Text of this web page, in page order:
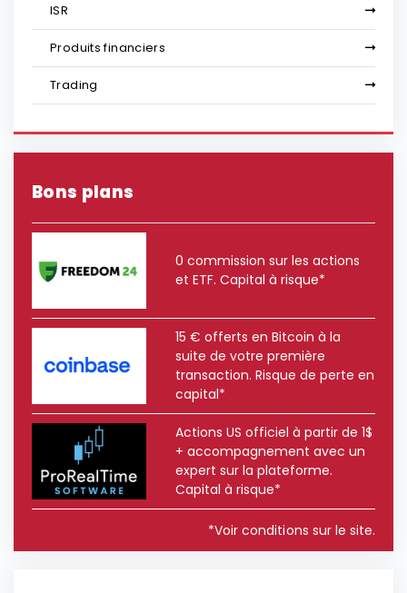
ISR
Produits financiers
Trading
Bons plans
0 commission sur les actions
et ETF. Capital à risque*
15 € offerts en Bitcoin à la
suite de votre première
transaction. Risque de perte en
capital*
Actions US officiel à partir de 1$
+ accompagnement avec un
expert sur la plateforme.
Capital à risque*
*Voir conditions sur le site.